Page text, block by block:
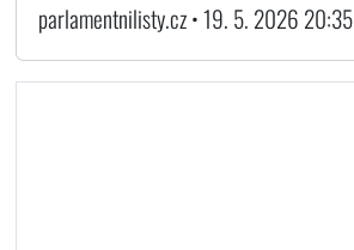
parlamentnilisty.cz • 19. 5. 2026 20:35